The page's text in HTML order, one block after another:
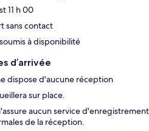
11 h 00
sans contact
à disponibilité
d’arrivée
dispose d'aucune réception
sur place.
aucun service d'enregistrement
de la réception.